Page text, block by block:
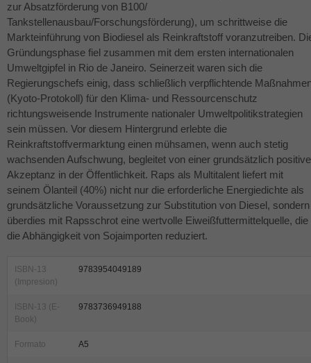
zur Absatzförderung von B100/
Tankstellenausbau/Forschungsförderung), um schrittweise die
Markteinführung von Biodiesel als Reinkraftstoff voranzutreiben.
Gründungsphase fiel zusammen mit dem ersten internationalen
Umweltgipfel in Rio de Janeiro. Seinerzeit waren sich die
Regierungschefs einig, dass schließlich verpflichtende
(Kyoto-Protokoll) für den Klima- und Ressourcenschutz
richtungsweisende Instrumente nationaler Umweltpolitikstrategien
sein müssen. Vor diesem Hintergrund erlebte die
Reinkraftstoffvermarktung einen mühsamen, wenn auch stetig
wachsenden Aufschwung, begleitet von einer grundsätzlich
Akzeptanz in der Öffentlichkeit. Raps als Multitalent liefert mit
seinem Ölanteil (40%) nicht nur die erforderliche Energiedichte als
grundsätzliche Voraussetzung zur Substitution von Diesel, sondern
überdies mit Rapsschrot eine wertvolle Eiweißfuttermittelquelle, die
die Abhängigkeit von Sojaimporten reduziert.
ISBN-13
(Impresion)
9783954049189
ISBN-13 (E-
Book)
9783736949188
Formato A5